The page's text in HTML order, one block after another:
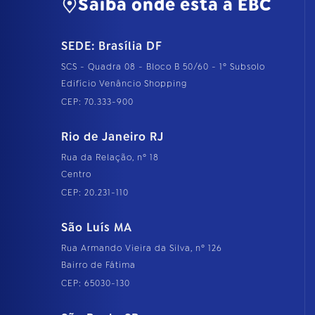
Saiba onde está a EBC
SEDE: Brasília DF
SCS - Quadra 08 - Bloco B 50/60 - 1º Subsolo
Edifício Venâncio Shopping
CEP: 70.333-900
Rio de Janeiro RJ
Rua da Relação, nº 18
Centro
CEP: 20.231-110
São Luís MA
Rua Armando Vieira da Silva, nº 126
Bairro de Fátima
CEP: 65030-130